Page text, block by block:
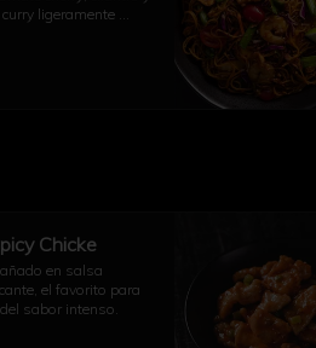
ligeramente
Chicke
en salsa
el favorito para
sabor intenso.